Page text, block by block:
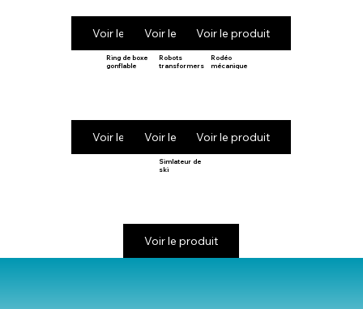
Voir le produitVoir le produitVoir le produit
Ring de boxe
gonflable
Voir le produit
Robots
transformers
Voir le produit
Rodéo
mécanique
Voir le produit
Simlateur de
ski
Voir le produit